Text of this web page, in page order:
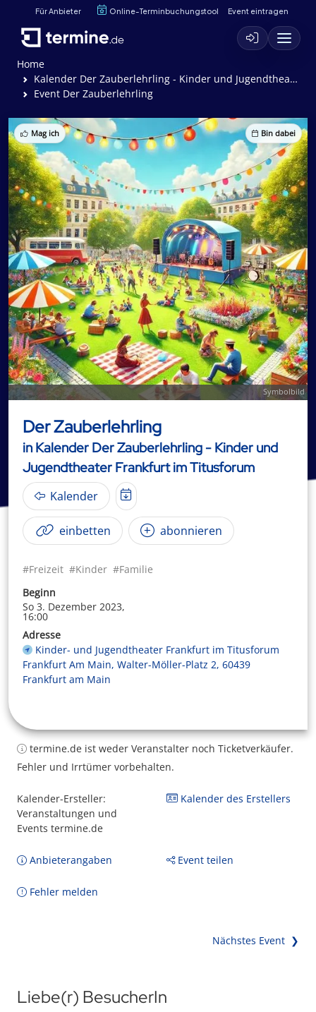
Für Anbieter Online-Terminbuchungstool Event eintragen
Home
Kalender Der Zauberlehrling - Kinder und Jugendtheater Frankfurt im Titusforum
Event Der Zauberlehrling
Mag ich Bin dabei
Symbolbild
Der Zauberlehrling
in Kalender Der Zauberlehrling - Kinder und
Jugendtheater Frankfurt im Titusforum
Kalender
einbetten abonnieren
#Freizeit #Kinder #Familie
Beginn
So 3. Dezember 2023,
16:00
Adresse
Kinder- und Jugendtheater Frankfurt im Titusforum
Frankfurt Am Main, Walter-Möller-Platz 2, 60439
Frankfurt am Main
termine.de ist weder Veranstalter noch Ticketverkäufer.
Fehler und Irrtümer vorbehalten.
Kalender-Ersteller:
Veranstaltungen und
Events termine.de
Kalender des Erstellers
Anbieterangaben Event teilen
Fehler melden
Nächstes Event ❯
Liebe(r) BesucherIn